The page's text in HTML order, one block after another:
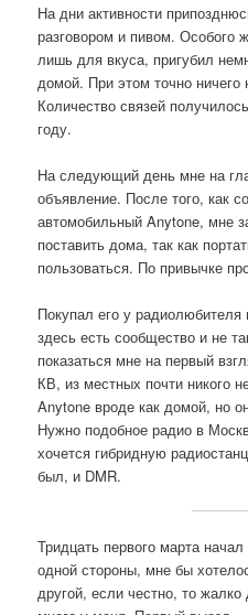
На дни активности
разговором и пивом. Особого
лишь для вкуса, пригубил
домой. При этом точно ничего
Количество связей
году.
На следующий день мне на
объявление. После того, как
автомобильный Anytone, мне
поставить дома, так как
пользоваться. По привычке
Покупал его у
здесь есть сообщество и не
показаться мне на первый
КВ, из местных почти никого
Anytone вроде как домой, но
Нужно подобное радио в
хочется гибридную
был, и DMR.
Тридцать первого марта
одной стороны, мне бы
другой, если честно, то